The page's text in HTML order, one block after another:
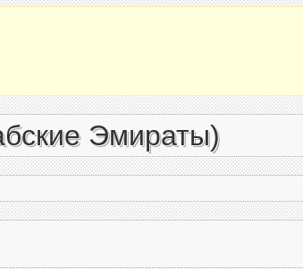
Эмираты)